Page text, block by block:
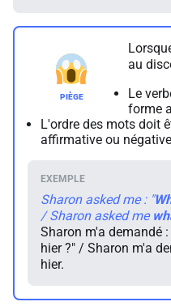
au
Le
forme
L'ordre des mots doit
affirmative ou
Sharon asked me : "
/ Sharon asked me
Sharon m'a demandé
hier ?" / Sharon m'a
hier.